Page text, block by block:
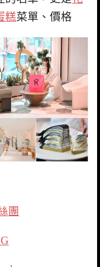
糕菜單、價格
團